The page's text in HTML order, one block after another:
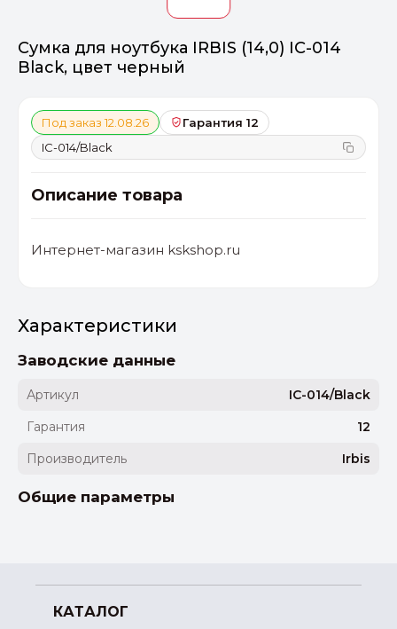
Сумка для ноутбука IRBIS (14,0) IC-014
Black, цвет черный
Под заказ 12.08.26
Гарантия 12
IC-014/Black
Описание товара
Интернет-магазин kskshop.ru
Характеристики
Заводские данные
Артикул
IC-014/Black
Гарантия
12
Производитель
Irbis
Общие параметры
КАТАЛОГ